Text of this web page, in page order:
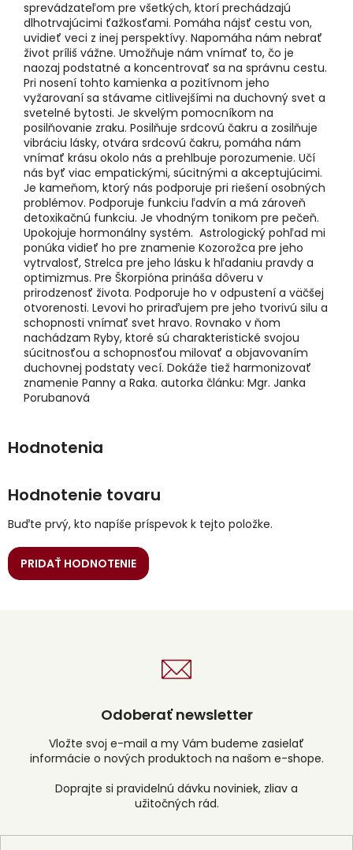
sprevádzateľom pre všetkých, ktorí prechádzajú
dlhotrvajúcimi ťažkosťami. Pomáha nájsť cestu von,
uvidieť veci z inej perspektívy. Napomáha nám nebrať
život príliš vážne. Umožňuje nám vnímať to, čo je
naozaj podstatné a koncentrovať sa na správnu cestu.
Pri nosení tohto kamienka a pozitívnom jeho
vyžarovaní sa stávame citlivejšími na duchovný svet a
svetelné bytosti. Je skvelým pomocníkom na
posilňovanie zraku. Posilňuje srdcovú čakru a zosilňuje
vibráciu lásky, otvára srdcovú čakru, pomáha nám
vnímať krásu okolo nás a prehlbuje porozumenie. Učí
nás byť viac empatickými, súcitnými a akceptujúcimi.
Je kameňom, ktorý nás podporuje pri riešení osobných
problémov. Podporuje funkciu ľadvín a má zároveň
detoxikačnú funkciu. Je vhodným tonikom pre pečeň.
Upokojuje hormonálny systém. Astrologický pohľad mi
ponúka vidieť ho pre znamenie Kozorožca pre jeho
vytrvalosť, Strelca pre jeho lásku k hľadaniu pravdy a
optimizmus. Pre Škorpióna prináša dôveru v
prirodzenosť života. Podporuje ho v odpustení a väčšej
otvorenosti. Levovi ho priraďujem pre jeho tvorivú silu a
schopnosti vnímať svet hravo. Rovnako v ňom
nachádzam Ryby, ktoré sú charakteristické svojou
súcitnosťou a schopnosťou milovať a objavovaním
duchovnej podstaty vecí. Dokáže tiež harmonizovať
znamenie Panny a Raka. autorka článku: Mgr. Janka
Porubanová
Hodnotenie tovaru
Buďte prvý, kto napíše príspevok k tejto položke.
PRIDAŤ HODNOTENIE
Odoberať newsletter
Vložte svoj e-mail a my Vám budeme zasielať
informácie o nových produktoch na našom e-shope.